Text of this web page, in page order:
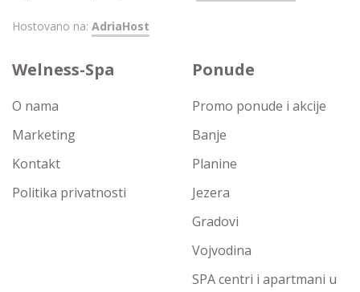
Hostovano na: AdriaHost
Welness-Spa
O nama
Marketing
Kontakt
Politika privatnosti
Ponude
Promo ponude i akcije
Banje
Planine
Jezera
Gradovi
Vojvodina
SPA centri i apartmani u